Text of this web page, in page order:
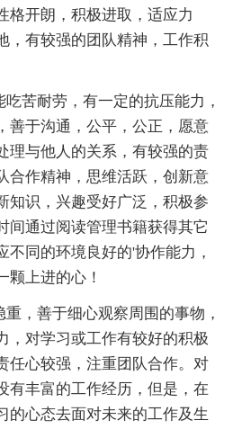
格开朗，积极进取，适应力
，有较强的团队精神，工作积
苦耐劳，有一定的抗压能力，
善于沟通，公平，公正，愿意
理与他人的关系，有较强的责
合作精神，思维活跃，创新意
知识，兴趣受好广泛，积极参
间通过阅读管理书籍获得其它
不同的环境良好的'协作能力，
颗上进的心！
，善于细心观察周围的事物，
，对学习或工作有较好的积极
任心较强，注重团队合作。对
有丰富的工作经历，但是，在
的心态去面对未来的工作及生